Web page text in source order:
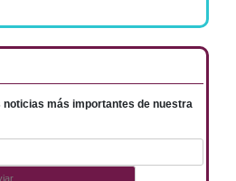
más importantes de nuestra